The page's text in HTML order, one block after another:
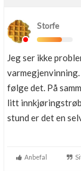
Storfe
Jeg ser ikke
følge det. På
litt
stund er det en
Anbefal